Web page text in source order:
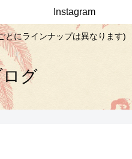
とにラインナップは異なります)
グ
Instagram